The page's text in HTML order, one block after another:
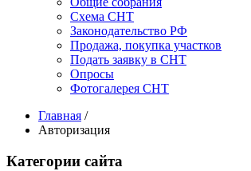
Схема СНТ
Законодательство РФ
Продажа, покупка участков
Подать заявку в СНТ
Опросы
Фотогалерея СНТ
Главная /
Авторизация
Категории сайта